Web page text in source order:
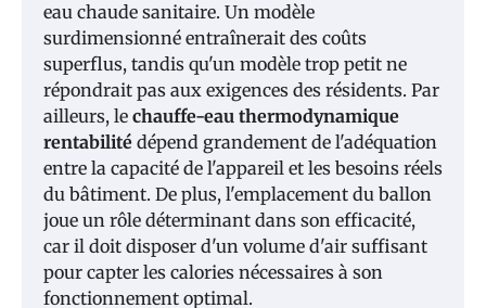
eau chaude sanitaire. Un modèle
surdimensionné entraînerait des coûts
superflus, tandis qu'un modèle trop petit ne
répondrait pas aux exigences des résidents. Par
ailleurs, le chauffe-eau thermodynamique
rentabilité dépend grandement de l'adéquation
entre la capacité de l'appareil et les besoins réels
du bâtiment. De plus, l'emplacement du ballon
joue un rôle déterminant dans son efficacité,
car il doit disposer d'un volume d'air suffisant
pour capter les calories nécessaires à son
fonctionnement optimal.